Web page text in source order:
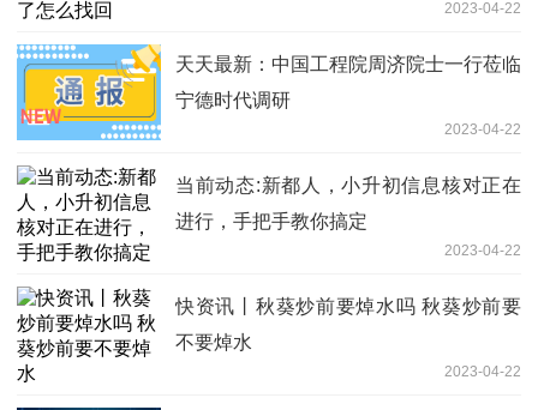
2023-04-22
天天最新：中国工程院周济院士一行莅临
宁德时代调研
2023-04-22
当前动态:新都人，小升初信息核对正在
进行，手把手教你搞定
2023-04-22
快资讯丨秋葵炒前要焯水吗 秋葵炒前要
不要焯水
2023-04-22